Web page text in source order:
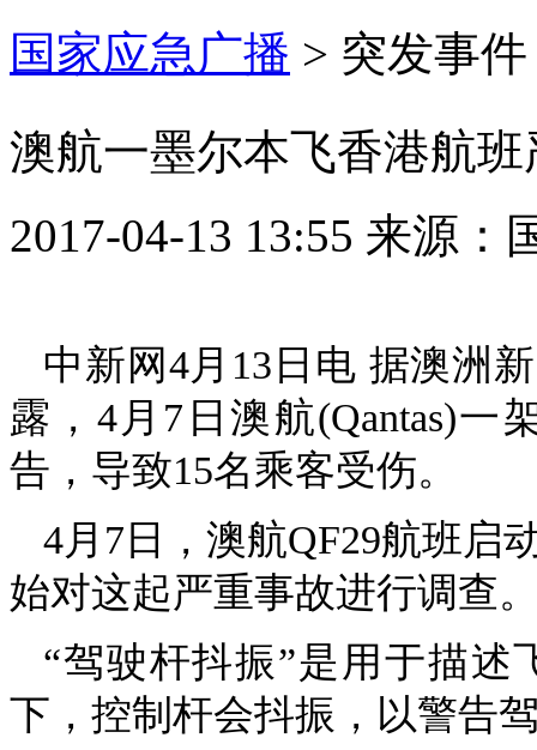
国家应急广播 > 突发事件
澳航一墨尔本飞香港航
2017-04-13 13:55 来源：
中新网4月13日电 据澳洲
露，4月7日澳航(Qantas)
告，导致15名乘客受伤。
4月7日，澳航QF29航班启
始对这起严重事故进行调查
“驾驶杆抖振”是用于描
下，控制杆会抖振，以警告